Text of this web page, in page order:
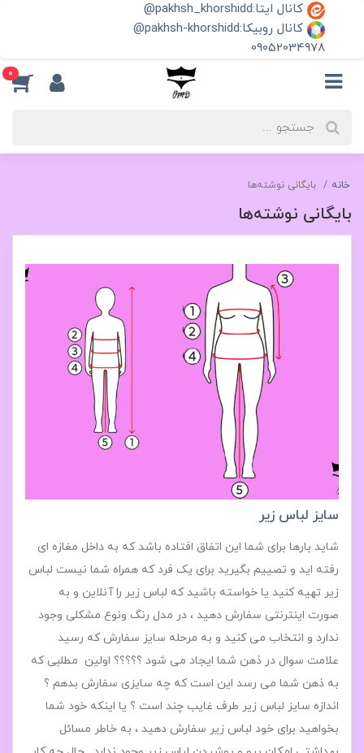
کانال ایتا:pakhsh_khorshidd@
کانال روبیکا:pakhsh-khorshidd@
09052034978
0
خانه بایگانی نوشته‌ها
بایگانی نوشته‌ها
سایز لباس زیر
شاید بارها برای شما این اتفاق افتاده باشد که به داخل مغازه ای
رفته اید و تصییم بگیرید برای یک فرد که همراه شما نیست لباس
زیر تهیه کنید یا خواسته باشید که لباس زیر را آنلاین و به
صورت اینترنتی سفارش دهید ، در مدل رنگ ونوع مشکلی وجود
ندارد و انتخاب می کنید و به مرحله سایز سفارش که رسید
علامت سوال در ذهن شما ایجاد می شود ؟؟؟؟؟ اولین مطلبی که
به ذهن شما می رسد این است که چه سایزی سفارش بدهم ؟
اندازه سایز لباس زیر طرف غایب چند است ؟ یا اینکه خود شما
بخواهید برای خود لباس زیر سفارش دهید ، به خاطر مسائل